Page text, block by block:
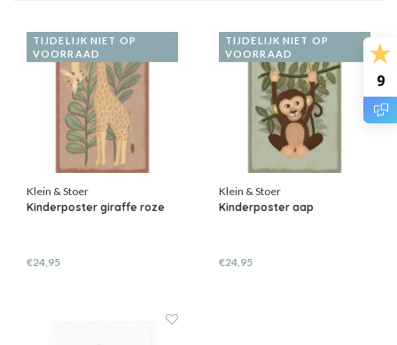
9
TIJDELIJK NIET OP
VOORRAAD
Klein & Stoer
Kinderposter giraffe roze
€24,95
TIJDELIJK NIET OP
VOORRAAD
Klein & Stoer
Kinderposter aap
€24,95